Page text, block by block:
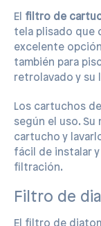
El filtro de
tela plisado que
excelente
también para
retrolavado y su
Los cartuchos
según el uso.
cartucho y
fácil de instalar
filtración.
Filtro de